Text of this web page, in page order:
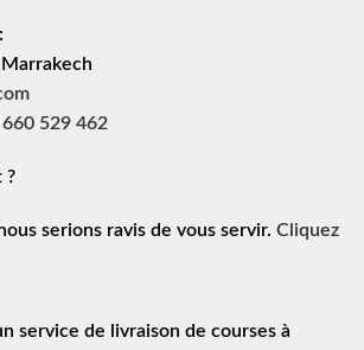
Marrakech
529 462
?
serions ravis de vous servir. Cliquez
service de
livraison de courses à